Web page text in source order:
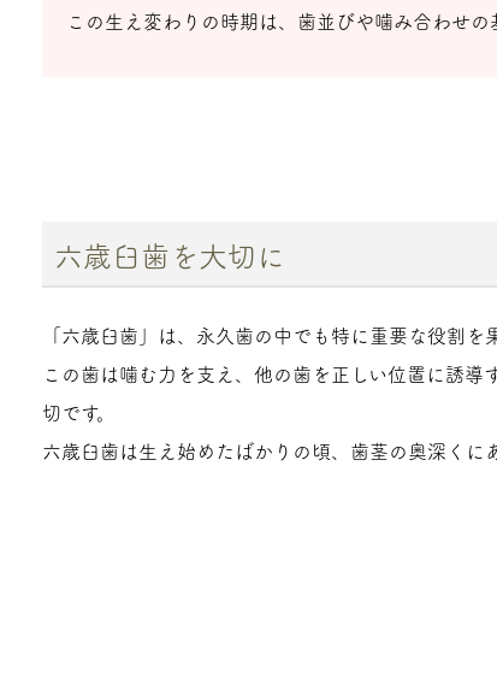
この生え変わりの時期は、歯並びや噛み合わせ
六歳臼歯を大切に
「六歳臼歯」は、永久歯の中でも特に重要な役割を
この歯は噛む力を支え、他の歯を正しい位置に誘
切です。
六歳臼歯は生え始めたばかりの頃、歯茎の奥深くに